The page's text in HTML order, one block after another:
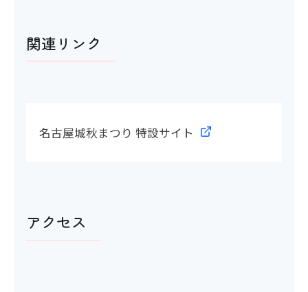
関連リンク
名古屋城秋まつり 特設サイト
アクセス